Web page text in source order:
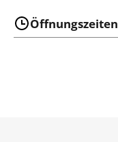
Öffnungszeiten